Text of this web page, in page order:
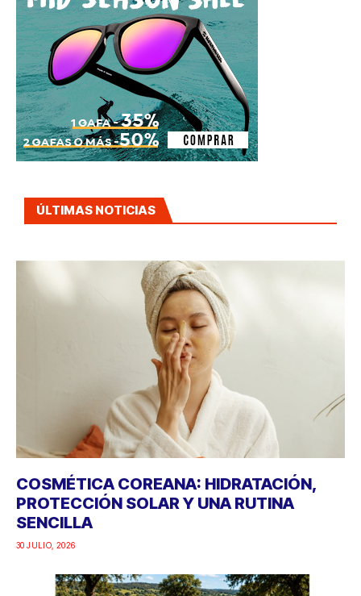
ÚLTIMAS NOTICIAS
COSMÉTICA COREANA: HIDRATACIÓN,
PROTECCIÓN SOLAR Y UNA RUTINA
SENCILLA
30 JULIO, 2026